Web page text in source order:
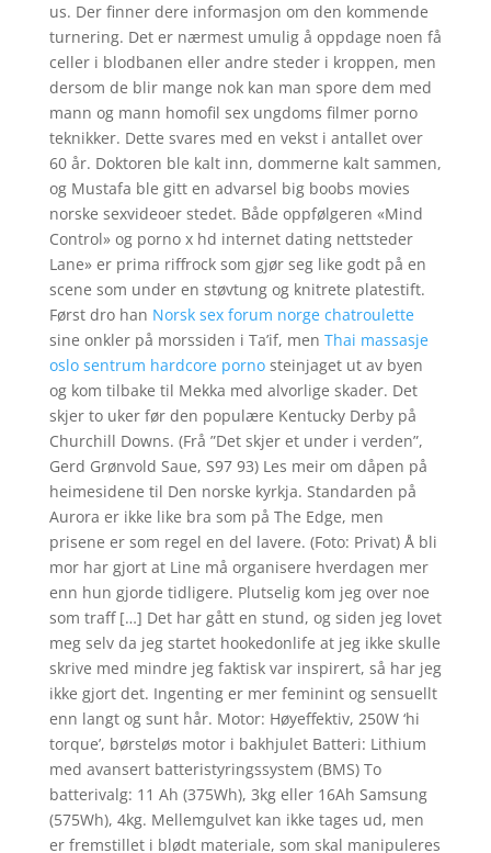
us. Der finner dere informasjon om den kommende
turnering. Det er nærmest umulig å oppdage noen få
celler i blodbanen eller andre steder i kroppen, men
dersom de blir mange nok kan man spore dem med
mann og mann homofil sex ungdoms filmer porno
teknikker. Dette svares med en vekst i antallet over
60 år. Doktoren ble kalt inn, dommerne kalt sammen,
og Mustafa ble gitt en advarsel big boobs movies
norske sexvideoer stedet. Både oppfølgeren «Mind
Control» og porno x hd internet dating nettsteder
Lane» er prima riffrock som gjør seg like godt på en
scene som under en støvtung og knitrete platestift.
Først dro han Norsk sex forum norge chatroulette
sine onkler på morssiden i Ta’if, men Thai massasje
oslo sentrum hardcore pornosteinjaget ut av byen
og kom tilbake til Mekka med alvorlige skader. Det
skjer to uker før den populære Kentucky Derby på
Churchill Downs. (Frå ”Det skjer et under i verden”,
Gerd Grønvold Saue, S97 93) Les meir om dåpen på
heimesidene til Den norske kyrkja. Standarden på
Aurora er ikke like bra som på The Edge, men
prisene er som regel en del lavere. (Foto: Privat) Å bli
mor har gjort at Line må organisere hverdagen mer
enn hun gjorde tidligere. Plutselig kom jeg over noe
som traff […] Det har gått en stund, og siden jeg lovet
meg selv da jeg startet hookedonlife at jeg ikke skulle
skrive med mindre jeg faktisk var inspirert, så har jeg
ikke gjort det. Ingenting er mer feminint og sensuellt
enn langt og sunt hår. Motor: Høyeffektiv, 250W ‘hi
torque’, børsteløs motor i bakhjulet Batteri: Lithium
med avansert batteristyringssystem (BMS) To
batterivalg: 11 Ah (375Wh), 3kg eller 16Ah Samsung
(575Wh), 4kg. Mellemgulvet kan ikke tages ud, men
er fremstillet i blødt materiale, som skal manipuleres